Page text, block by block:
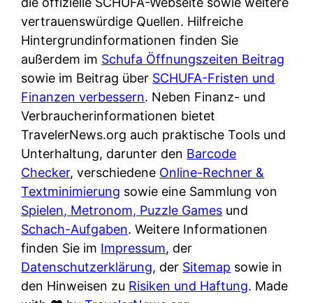
?
i
t
e
e
t
s
i
e
K
ü
c
h
e
n
t
i
s
c
h
e
n
d
e
vertrauenswürdige Quellen. Hilfreiche
Hintergrundinformationen finden Sie
außerdem im Schufa Öffnungszeiten Beitrag
sowie im Beitrag über SCHUFA-Fristen und
Finanzen verbessern. Neben Finanz- und
Verbraucherinformationen bietet
TravelerNews.org auch praktische Tools und
Unterhaltung, darunter den Barcode
Checker, verschiedene Online-Rechner &
Textminimierung sowie eine Sammlung von
Spielen, Metronom, Puzzle Games und
Schach-Aufgaben. Weitere Informationen
finden Sie im Impressum, der
Datenschutzerklärung, der Sitemap sowie in
den Hinweisen zu Risiken und Haftung. Made